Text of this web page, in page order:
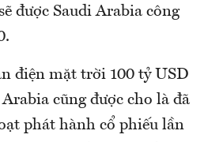
được Saudi Arabia công
điện mặt trời 100 tỷ USD
cũng được cho là đã
phát hành cổ phiếu lần